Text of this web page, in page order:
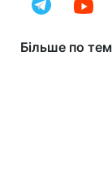
Більше по